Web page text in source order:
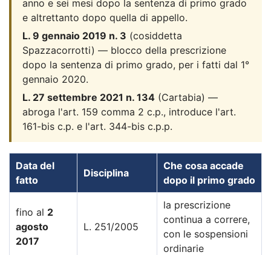
anno e sei mesi dopo la sentenza di primo grado
e altrettanto dopo quella di appello.
L. 9 gennaio 2019 n. 3 (cosiddetta
Spazzacorrotti) — blocco della prescrizione
dopo la sentenza di primo grado, per i fatti dal 1°
gennaio 2020.
L. 27 settembre 2021 n. 134 (Cartabia) —
abroga l'art. 159 comma 2 c.p., introduce l'art.
161-bis c.p. e l'art. 344-bis c.p.p.
Data del
fatto
Disciplina
Che cosa accade
dopo il primo grado
fino al 2
agosto
2017
L. 251/2005
la prescrizione
continua a correre,
con le sospensioni
ordinarie